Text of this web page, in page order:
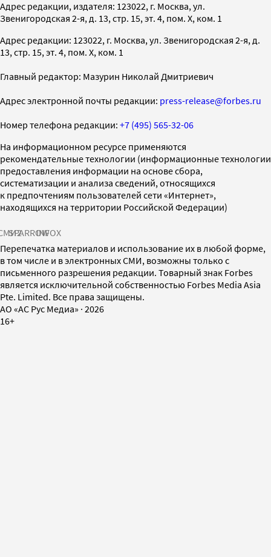
Адрес редакции, издателя: 123022, г. Москва, ул.
Звенигородская 2-я, д. 13, стр. 15, эт. 4, пом. X, ком. 1
Адрес редакции: 123022, г. Москва, ул. Звенигородская 2-я, д.
13, стр. 15, эт. 4, пом. X, ком. 1
Главный редактор: Мазурин Николай Дмитриевич
Адрес электронной почты редакции: press-release@forbes.ru
Номер телефона редакции: +7 (495) 565-32-06
На информационном ресурсе применяются
рекомендательные технологии (информационные технологии
предоставления информации на основе сбора,
систематизации и анализа сведений, относящихся
к предпочтениям пользователей сети «Интернет»,
находящихся на территории Российской Федерации)
SPARROWINFOX
Перепечатка материалов и использование их в любой форме,
в том числе и в электронных СМИ, возможны только с
письменного разрешения редакции. Товарный знак Forbes
является исключительной собственностью Forbes Media Asia
Pte. Limited. Все права защищены.
AO «АС Рус Медиа» · 2026
16+